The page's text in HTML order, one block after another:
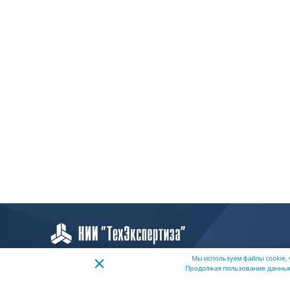
×
Мы используем файлы cookie,
Продолжая пользование